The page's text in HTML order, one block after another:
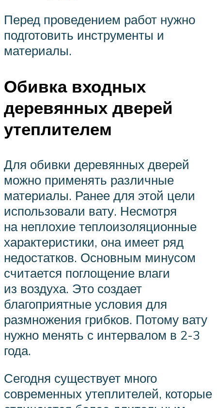
Перед проведением работ нужно
подготовить инструменты и
материалы.
Обивка входных
деревянных дверей
утеплителем
Для обивки деревянных дверей
можно применять различные
материалы. Ранее для этой цели
использовали вату. Несмотря
на неплохие теплоизоляционные
характеристики, она имеет ряд
недостатков. Основным минусом
считается поглощение влаги
из воздуха. Это создает
благоприятные условия для
размножения грибков. Потому вату
нужно менять с интервалом в 2-3
года.
Сегодня существует много
современных утеплителей, которые